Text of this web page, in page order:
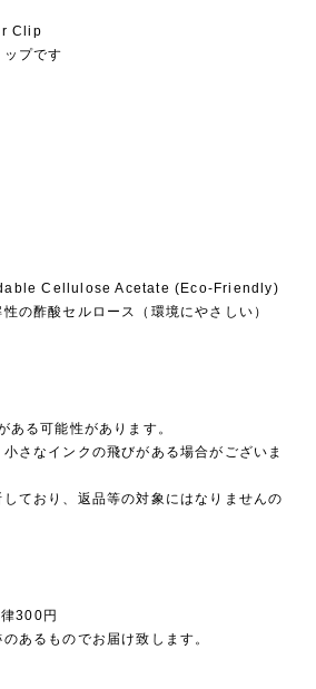
Clip
プです
Cellulose Acetate (Eco-Friendly)
の酢酸セルロース（環境にやさしい）
ある可能性があります。
さなインクの飛びがある場合がございま
ており、返品等の対象にはなりませんの
300円
あるものでお届け致します。